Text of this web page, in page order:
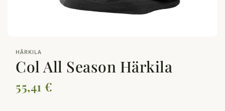
HÄRKILA
Col All Season Härkila
55,41 €